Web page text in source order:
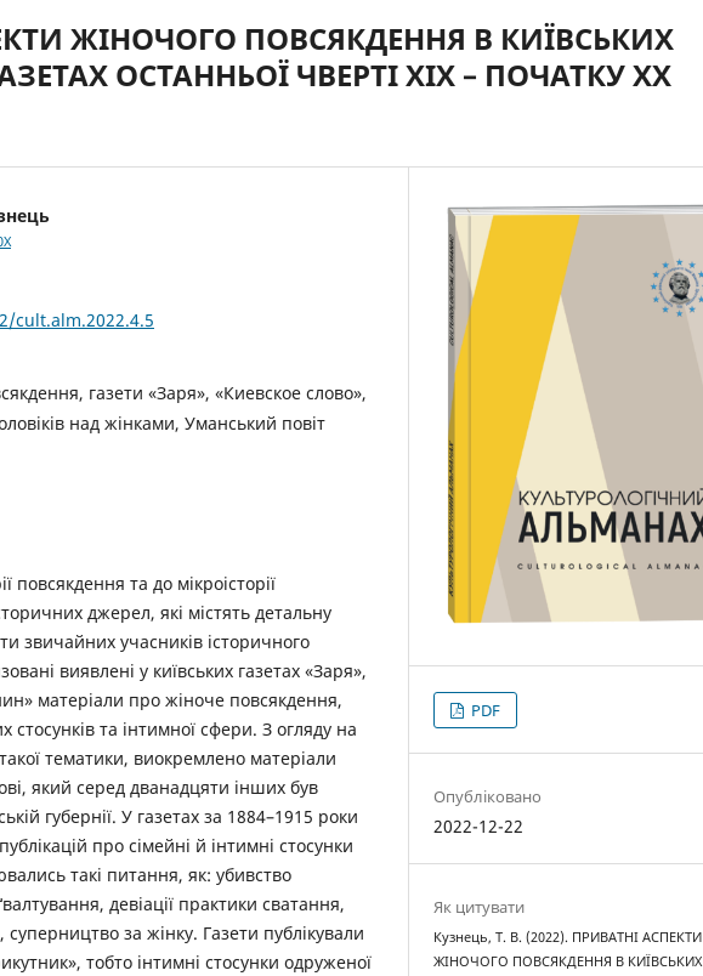
ЖІНОЧОГО ПОВСЯКДЕННЯ В КИЇВСЬКИХ
ОСТАННЬОЇ ЧВЕРТІ ХІХ – ПОЧАТКУ ХХ
cult.alm.2022.4.5
газети «Заря», «Киевское слово»,
над жінками, Уманський повіт
повсякдення та до мікроісторії
джерел, які містять детальну
звичайних учасників історичного
виявлені у київських газетах «Заря»,
матеріали про жіноче повсякдення,
та інтимної сфери. З огляду на
такої тематики, виокремлено матеріали
який серед дванадцяти інших був
губернії. У газетах за 1884–1915 роки
про сімейні й інтимні стосунки
такі питання, як: убивство
девіації практики сватання,
за жінку. Газети публікували
тобто інтимні стосунки одруженої
PDF
Опубліковано
2022-12-22
Як цитувати
Кузнець, Т. В. (2022). ПРИВАТНІ АСПЕКТИ
ЖІНОЧОГО ПОВСЯКДЕННЯ В КИЇВСЬКИХ